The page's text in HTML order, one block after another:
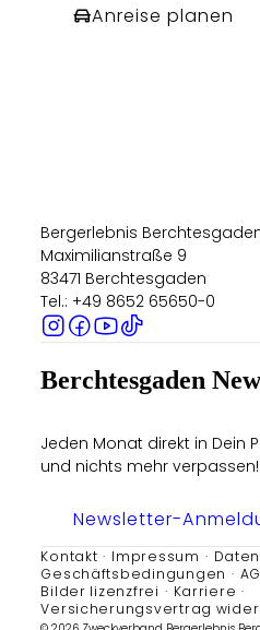
Anreise planen
Bergerlebnis
Maximilianstraße 9
83471 Berchtesgaden
Tel.: +49 8652 65650-0
Berchtesgaden
Jeden Monat direkt in Dein
und nichts mehr verpassen!
Newsletter-
Kontakt Impressum
Geschäftsbedingungen
Bilder lizenzfrei
Karriere
Versicherungsvertrag